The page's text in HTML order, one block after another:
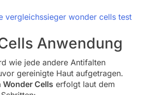
Anwendung
wie jede andere Antifalten
gereinigte Haut aufgetragen.
Cells erfolgt laut dem